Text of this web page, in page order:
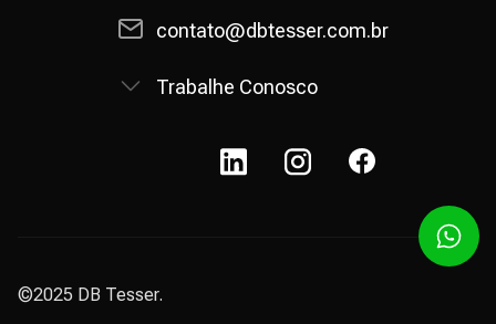
contato@dbtesser.com.br
Trabalhe Conosco
©2025 DB Tesser.